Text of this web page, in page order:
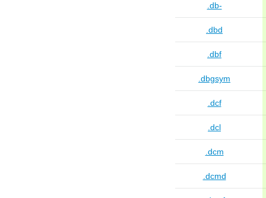
.db-
.dbd
.dbf
.dbgsym
.dcf
.dcl
.dcm
.dcmd